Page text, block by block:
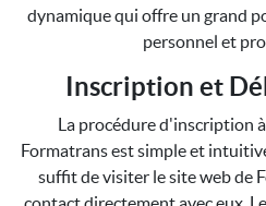
dynamique qui offre un grand
personnel et
Inscription et
La procédure d'inscription
Formatrans est simple et
suffit de visiter le site web de